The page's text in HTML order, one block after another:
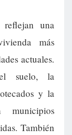
una
más
actuales.
suelo, la
y la
También